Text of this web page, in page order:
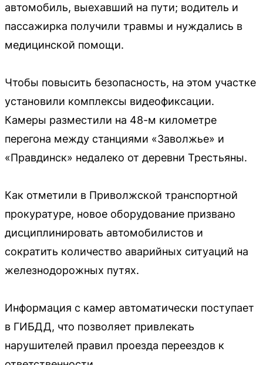
автомобиль, выехавший на пути; водитель и
пассажирка получили травмы и нуждались в
медицинской помощи.
Чтобы повысить безопасность, на этом участке
установили комплексы видеофиксации.
Камеры разместили на 48-м километре
перегона между станциями «Заволжье» и
«Правдинск» недалеко от деревни Трестьяны.
Как отметили в Приволжской транспортной
прокуратуре, новое оборудование призвано
дисциплинировать автомобилистов и
сократить количество аварийных ситуаций на
железнодорожных путях.
Информация с камер автоматически поступает
в ГИБДД, что позволяет привлекать
нарушителей правил проезда переездов к